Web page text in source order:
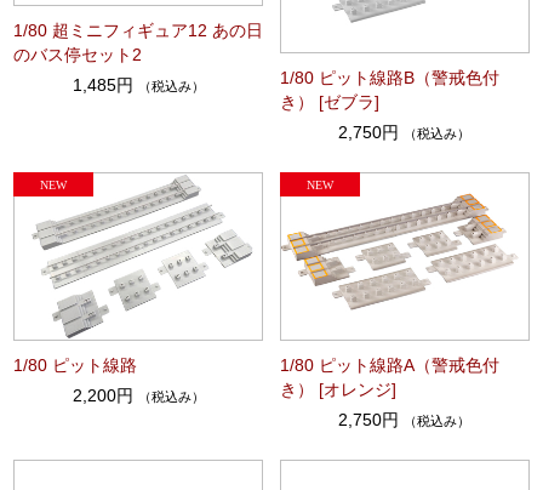
1/80 超ミニフィギュア12 あの日
のバス停セット2
1,485円
（税込み）
1/80 ピット線路B（警戒色付
き） [ゼブラ]
2,750円
（税込み）
1/80 ピット線路
2,200円
（税込み）
1/80 ピット線路A（警戒色付
き） [オレンジ]
2,750円
（税込み）